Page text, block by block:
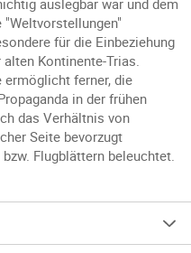
auslegbar war und dem
für die Einbeziehung
Kontinente-Trias.
ermöglicht ferner, die
in der frühen
das Verhältnis von
Seite bevorzugt
Flugblättern beleuchtet.